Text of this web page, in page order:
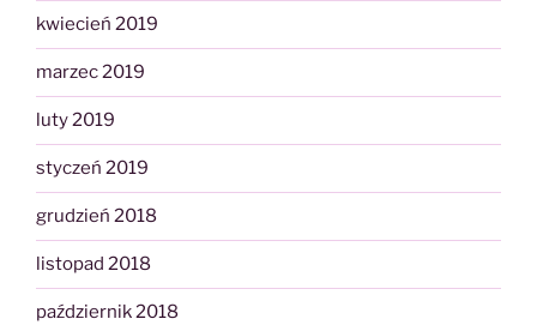
kwiecień 2019
marzec 2019
luty 2019
styczeń 2019
grudzień 2018
listopad 2018
październik 2018